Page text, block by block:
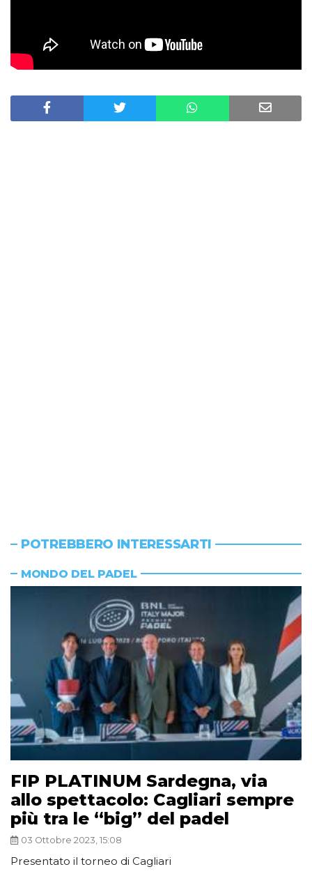
POTREBBERO INTERESSARTI
MONDO DEL PADEL
FIP PLATINUM Sardegna, via
allo spettacolo: Cagliari sempre
più tra le “big” del padel
03 Ottobre 2023, 15:08
Presentato il torneo di Cagliari